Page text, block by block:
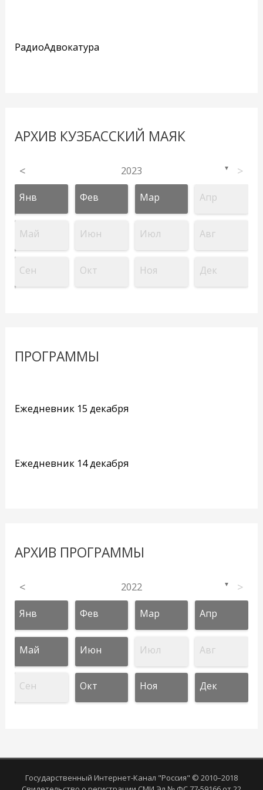
РадиоАдвокатура
АРХИВ КУЗБАССКИЙ МАЯК
< 2023 ▼ >
Янв Фев Мар Апр
Май Июн Июл Авг
Сен Окт Ноя Дек
ПРОГРАММЫ
Ежедневник 15 декабря
Ежедневник 14 декабря
АРХИВ ПРОГРАММЫ
< 2022 ▼ >
Янв Фев Мар Апр
Май Июн Июл Авг
Сен Окт Ноя Дек
Государственный Интернет-Канал "Россия" © 2010–2018